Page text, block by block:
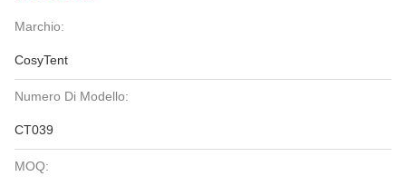
Marchio:
CosyTent
Numero Di Modello:
CT039
MOQ: